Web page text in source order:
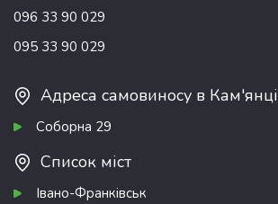
096 33 90 029
095 33 90 029
Адреса самовиносу в Кам'янці
Соборна 29
Список міст
Івано-Франківськ